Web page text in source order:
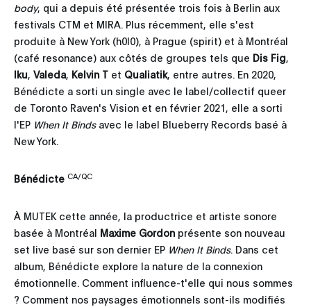
body, qui a depuis été présentée trois fois à Berlin aux
festivals CTM et MIRA. Plus récemment, elle s'est
produite à New York (h0l0), à Prague (spirit) et à Montréal
(café resonance) aux côtés de groupes tels que Dis Fig,
Iku, Valeda, Kelvin T et Qualiatik, entre autres. En 2020,
Bénédicte a sorti un single avec le label/collectif queer
de Toronto Raven's Vision et en février 2021, elle a sorti
l'EP When It Binds avec le label Blueberry Records basé à
New York.
Bénédicte CA/QC
À MUTEK cette année, la productrice et artiste sonore
basée à Montréal Maxime Gordon présente son nouveau
set live basé sur son dernier EP When It Binds. Dans cet
album, Bénédicte explore la nature de la connexion
émotionnelle. Comment influence-t'elle qui nous sommes
? Comment nos paysages émotionnels sont-ils modifiés